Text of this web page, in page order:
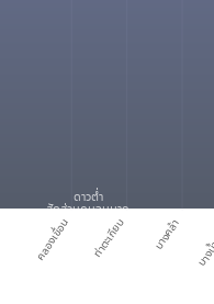
คลองเขื่อน ท่าตะเกียบ บางคล้า บ
ดาวต่ำ
สัดส่วนคนจนมาก